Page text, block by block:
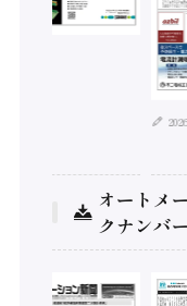
オートメ
クナンバ